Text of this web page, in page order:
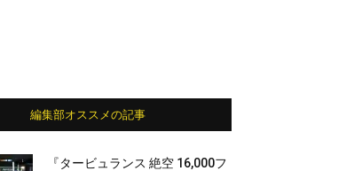
編集部オススメの記事
『タービュランス 絶空 16,000フ